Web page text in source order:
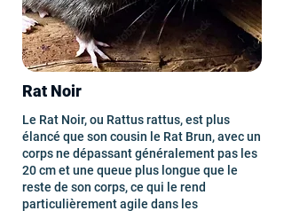
Rat Noir
Le Rat Noir, ou Rattus rattus, est plus
élancé que son cousin le Rat Brun, avec un
corps ne dépassant généralement pas les
20 cm et une queue plus longue que le
reste de son corps, ce qui le rend
particulièrement agile dans les